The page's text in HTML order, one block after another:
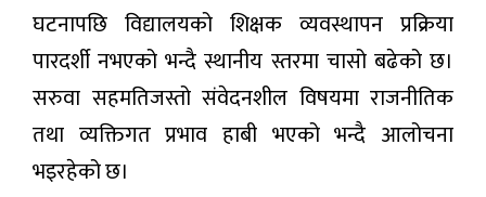
घटनापछि विद्यालयको शिक्षक व्यवस्थापन प्रक्रिया
पारदर्शी नभएको भन्दै स्थानीय स्तरमा चासो बढेको छ।
सरुवा सहमतिजस्तो संवेदनशील विषयमा राजनीतिक
तथा व्यक्तिगत प्रभाव हाबी भएको भन्दै आलोचना
भइरहेको छ।